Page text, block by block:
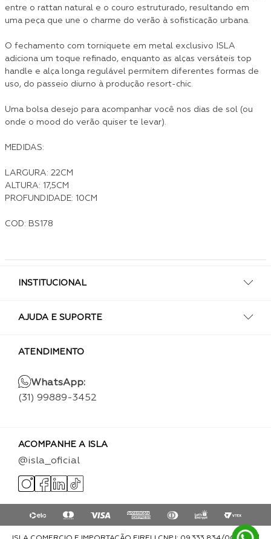
entre o rattan natural e o couro estruturado, resultando em
uma peça que une o charme do verão à sofisticação urbana.
O fechamento com torniquete em metal exclusivo ISLA
adiciona um toque refinado, enquanto as alças versáteis top
handle e alça longa regulável permitem diferentes formas de
uso, do passeio diurno à produção resort-chic.
Uma bolsa desejo para acompanhar você nos dias de sol (ou
onde o mood do verão quiser te levar).
MEDIDAS:
LARGURA: 22CM
ALTURA: 17,5CM
PROFUNDIDADE: 10CM
COD: BS178
INSTITUCIONAL
AJUDA E SUPORTE
ATENDIMENTO
WhatsApp:
(31) 99889-3452
ACOMPANHE A ISLA
@isla_oficial